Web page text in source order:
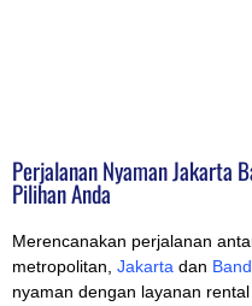
Perjalanan Nyaman Jakarta
Pilihan Anda
Merencanakan perjalanan
metropolitan, Jakarta dan
nyaman dengan layanan